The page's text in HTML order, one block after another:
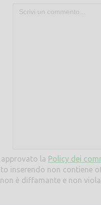
la Policy dei
inserendo non contiene
è diffamante e non viola